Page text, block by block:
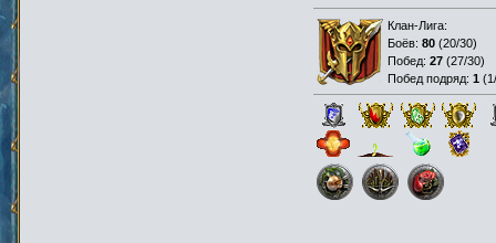
Клан-Лига:
Боёв: 80 (20/30)
Побед: 27 (27/30)
Побед подряд: 1 (